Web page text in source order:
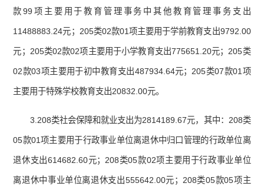
款99项主要用于教育管理事务中其他教育管理事务支出
11488883.24元；205类02款01项主要用于学前教育支出9792.00
元；205类02款02项主要用于小学教育支出775651.20元；205类
02款03项主要用于初中教育支出487934.64元；205类07款01项
主要用于特殊学校教育支出20832.00元。
3.208类社会保障和就业支出为2814189.67元，其中：208类
05款01项主要用于行政事业单位离退休中归口管理的行政单位离
退休支出614682.60元；208类05款02项主要用于行政事业单位
离退休中事业单位离退休支出555642.00元；208类05款05项主